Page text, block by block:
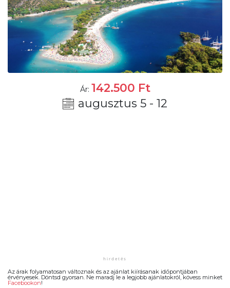
Ár: 142.500 Ft
augusztus 5 - 12
Az árak folyamatosan változnak és az ajánlat kiírásanak időpontjában
érvényesek. Döntsd gyorsan. Ne maradj le a legjobb ajánlatokról, kövess minket
Facebookon!